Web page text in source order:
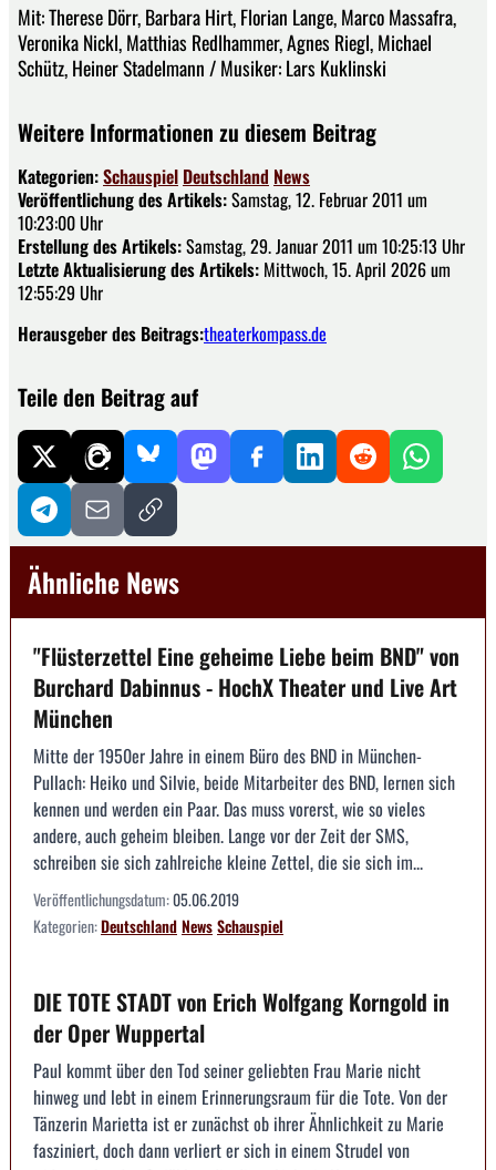
Mit: Therese Dörr, Barbara Hirt, Florian Lange, Marco Massafra,
Veronika Nickl, Matthias Redlhammer, Agnes Riegl, Michael
Schütz, Heiner Stadelmann / Musiker: Lars Kuklinski
Weitere Informationen zu diesem Beitrag
Kategorien:Schauspiel Deutschland News
Veröffentlichung des Artikels:Samstag, 12. Februar 2011 um
10:23:00 Uhr
Erstellung des Artikels:Samstag, 29. Januar 2011 um 10:25:13 Uhr
Letzte Aktualisierung des Artikels: Mittwoch, 15. April 2026 um
12:55:29 Uhr
Herausgeber des Beitrags:theaterkompass.de
Teile den Beitrag auf
Ähnliche News
"Flüsterzettel Eine geheime Liebe beim BND" von
Burchard Dabinnus - HochX Theater und Live Art
München
Mitte der 1950er Jahre in einem Büro des BND in München-
Pullach: Heiko und Silvie, beide Mitarbeiter des BND, lernen sich
kennen und werden ein Paar. Das muss vorerst, wie so vieles
andere, auch geheim bleiben. Lange vor der Zeit der SMS,
schreiben sie sich zahlreiche kleine Zettel, die sie sich im...
Veröffentlichungsdatum:05.06.2019
Kategorien:DeutschlandNewsSchauspiel
DIE TOTE STADT von Erich Wolfgang Korngold in
der Oper Wuppertal
Paul kommt über den Tod seiner geliebten Frau Marie nicht
hinweg und lebt in einem Erinnerungsraum für die Tote. Von der
Tänzerin Marietta ist er zunächst ob ihrer Ähnlichkeit zu Marie
fasziniert, doch dann verliert er sich in einem Strudel von